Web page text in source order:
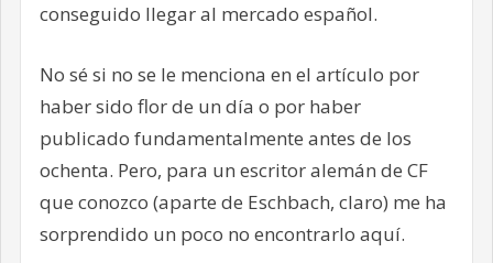
conseguido llegar al mercado español.
No sé si no se le menciona en el artículo por
haber sido flor de un día o por haber
publicado fundamentalmente antes de los
ochenta. Pero, para un escritor alemán de CF
que conozco (aparte de Eschbach, claro) me ha
sorprendido un poco no encontrarlo aquí.